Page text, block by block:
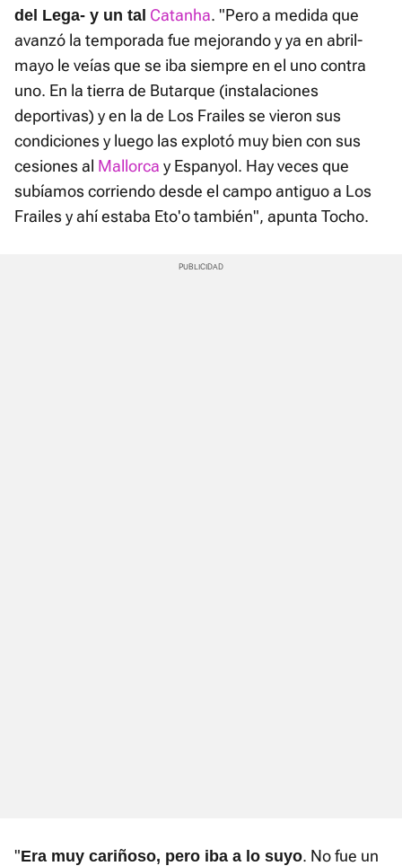
del Lega- y un tal Catanha. "Pero a medida que
avanzó la temporada fue mejorando y ya en abril-
mayo le veías que se iba siempre en el uno contra
uno. En la tierra de Butarque (instalaciones
deportivas) y en la de Los Frailes se vieron sus
condiciones y luego las explotó muy bien con sus
cesiones al Mallorca y Espanyol. Hay veces que
subíamos corriendo desde el campo antiguo a Los
Frailes y ahí estaba Eto'o también", apunta Tocho.
"Era muy cariñoso, pero iba a lo suyo. No fue un